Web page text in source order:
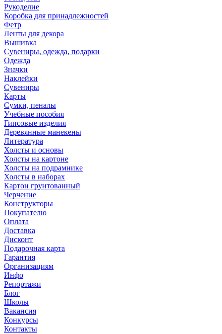
Рукоделие
Коробка для принадлежностей
Фетр
Ленты для декора
Вышивка
Сувениры, одежда, подарки
Одежда
Значки
Наклейки
Сувениры
Карты
Сумки, пеналы
Учебные пособия
Гипсовые изделия
Деревянные манекены
Литература
Холсты и основы
Холсты на картоне
Холсты на подрамнике
Холсты в наборах
Картон грунтованный
Черчение
Конструкторы
Покупателю
Оплата
Доставка
Дисконт
Подарочная карта
Гарантия
Организациям
Инфо
Репортажи
Блог
Школы
Вакансия
Конкурсы
Контакты